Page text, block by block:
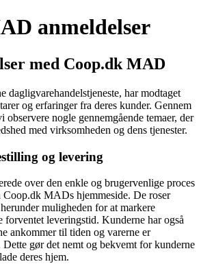
anmeldelser
med Coop.dk MAD
har modtaget
og erfaringer fra deres kunder. Gennem
observere nogle gennemgående temaer, der
med virksomheden og dens tjenester.
og levering
over den enkle og brugervenlige proces
Coop.dk MADs hjemmeside. De roser
muligheden for at markere
leveringstid. Kunderne har også
ankommer til tiden og varerne er
gør det nemt og bekvemt for kunderne
deres hjem.